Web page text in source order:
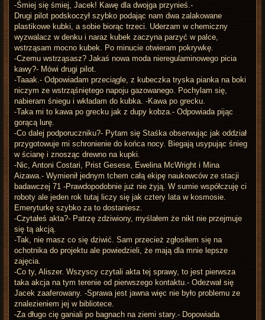
-Śmiej się śmiej, Jacek! Kawę dla dwojga przynieś.-
Drugi pilot podskoczył szybko podając nam dwa zalakowane
plastikowe kubki, a sobie biorąc trzeci. Uderzam w chemiczny
wyzwalacz w denku i naraz kubek zaczyna parzyć w palce,
wstrząsam mocno kubek. Po minucie otwieram pokrywkę.
-Czemu wstrząsasz? Jakaś nowa moda nieregulaminowego picia
kawy?- Mówi drugi pilot.
-Taaak.- Odpowiadam przeciągle, z kubeczka tryska pianka na boki
niczym ze wstrząśniętego napoju gazowanego. Pochylam się,
nabieram śniegu i wkładam do kubka. -Kawa po grecku.
-Taka mi to kawa po grecku jak z dupy kobza.- Odpowiada pijąc
gorącą lurę.
-Co dalej podporuczniku?- Pytam się Staśka obserwując jak oddział
przygotowuje mi schronienie do końca nocy. Biegają usypując śnieg
w ścianę i znosząc drewno na kupki.
-Nic, Antoni Costari, Prist Gesese, Ewelina McWright i Mina
Aizawa.- Wymienił jednym tchem całą ekipę naukowców ze stacji
badawczej 71 -Prawdopodobnie już nie żyją. W sumie współczuję ci
roboty ale jeden rok tutaj liczy się jak cztery lata w kosmosie.
Emeryturkę szybko za to dostaniesz.
-Czytałeś akta?- Patrzę zdziwiony, myślałem że nikt nie przejmuje
się tą akcją.
-Tak, nie masz co się dziwić. Sam przecież zgłosiłem się na
ochotnika do projektu ale powiedzieli, że mają dla mnie lepsze
zajęcia.
-Co ty, Aliszer. Wszyscy czytali akta tej sprawy, to jest pierwsza
taka akcja na tym terenie od pierwszego kontaktu.- Odezwał się
Jacek zaaferowany. -Sprawa jest jawna więc nie było problemu ze
znalezieniem jej w bibliotece.
-Za długo cię ganiali po bagnach na ziemi stary.- Dopowiada